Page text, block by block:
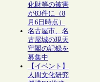
化財等の被害
が83件に（8
月6日時点）
名古屋市、名
古屋城の現天
守閣の記録を
募集中
【イベント】
人間文化研究